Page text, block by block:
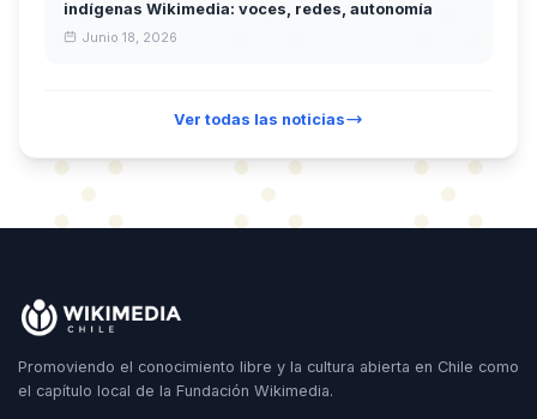
indígenas Wikimedia: voces, redes, autonomía
Junio 18, 2026
Ver todas las noticias
Promoviendo el conocimiento libre y la cultura abierta en Chile como
el capítulo local de la Fundación Wikimedia.